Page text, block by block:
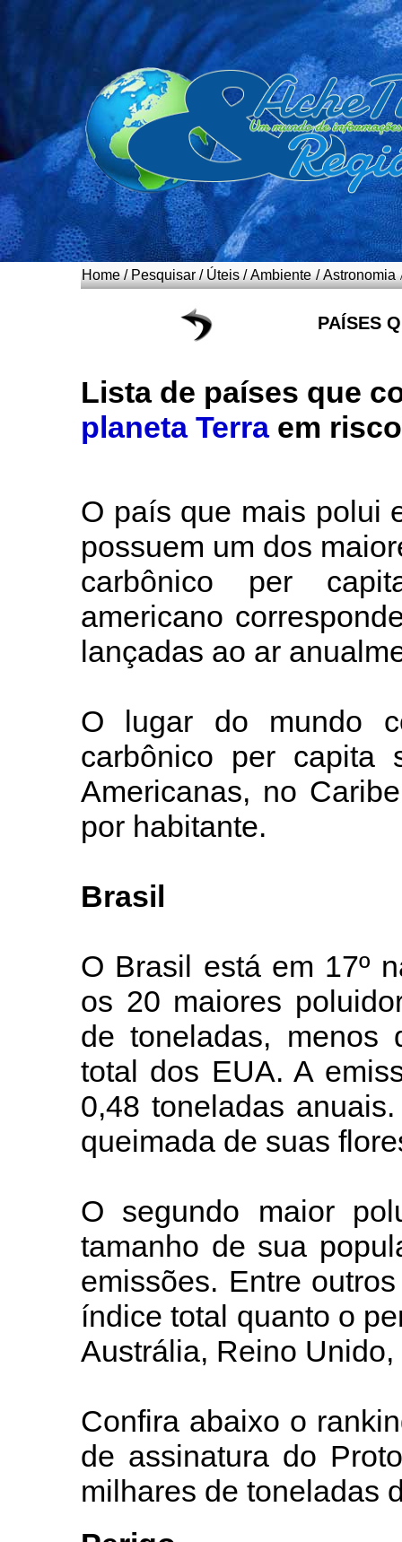
Home / Pesquisar / Úteis /Ambiente /Astronomia
PAÍSES
Lista de países que
planeta Terraem
O país que mais polui
possuem um dos
carbônico per
americano
lançadas ao ar
O lugar do mundo
carbônico per capita
Americanas, no
por habitante.
Brasil
O Brasil está em 17º
os 20 maiores
de toneladas,
total dos EUA. A
0,48 toneladas
queimada de suas
O segundo maior
tamanho de sua
emissões. Entre
índice total quanto o
Austrália, Reino
Confira abaixo o
de assinatura do
milhares de toneladas